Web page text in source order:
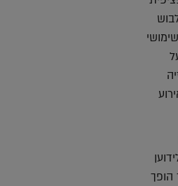
הופך